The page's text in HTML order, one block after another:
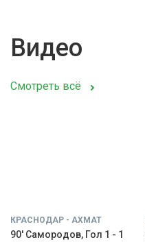
Видео
Смотреть всё
КРАСНОДАР - АХМАТ
90' Самородов, Гол 1 - 1